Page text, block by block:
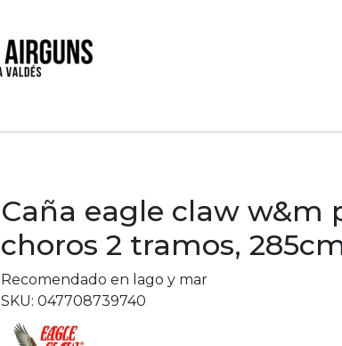
Caña eagle claw w&m
choros 2 tramos,
Recomendado en lago y mar
SKU: 047708739740